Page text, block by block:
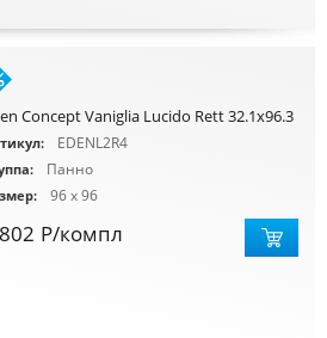
Concept Vaniglia Lucido Rett 32.1x96.3
EDENL2R4
Панно
96 x 96
Р/компл